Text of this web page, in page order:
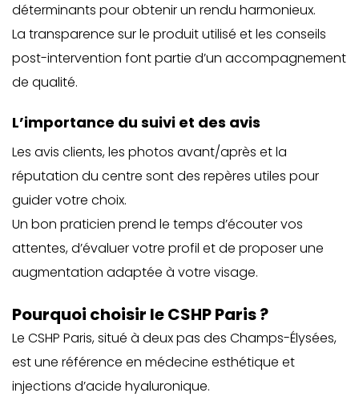
déterminants pour obtenir un rendu harmonieux.
La transparence sur le produit utilisé et les conseils
post-intervention font partie d’un accompagnement
de qualité.
L’importance du suivi et des avis
Les avis clients, les photos avant/après et la
réputation du centre sont des repères utiles pour
guider votre choix.
Un bon praticien prend le temps d’écouter vos
attentes, d’évaluer votre profil et de proposer une
augmentation adaptée à votre visage.
Pourquoi choisir le CSHP Paris ?
Le CSHP Paris, situé à deux pas des Champs-Élysées,
est une référence en médecine esthétique et
injections d’acide hyaluronique.